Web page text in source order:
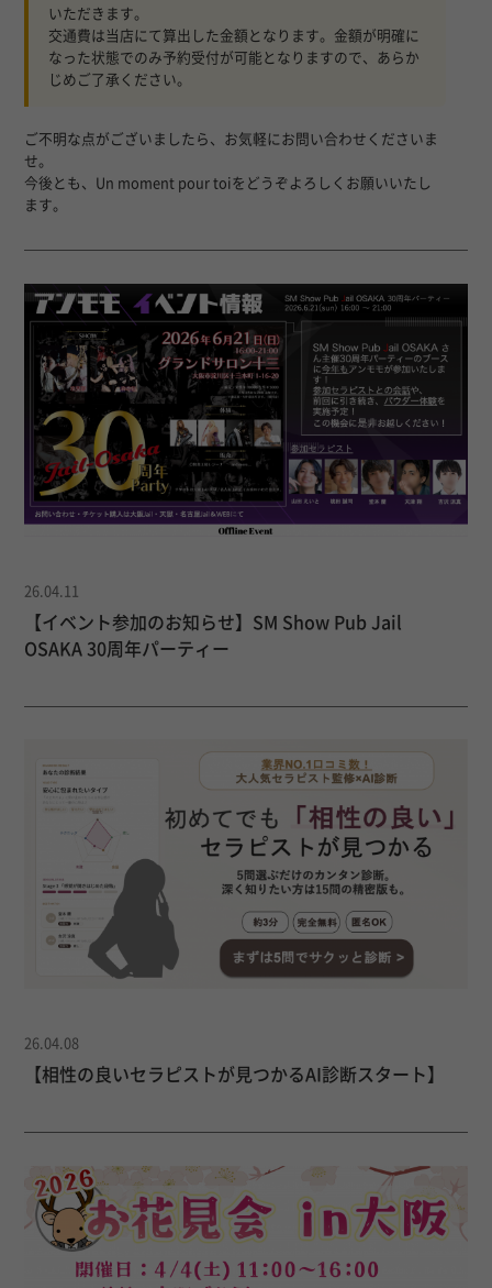
いただきます。
交通費は当店にて算出した金額となります。金額が明確に
なった状態でのみ予約受付が可能となりますので、あらか
じめご了承ください。
ご不明な点がございましたら、お気軽にお問い合わせくださいま
せ。
今後とも、Un moment pour toiをどうぞよろしくお願いいたし
ます。
26.04.11
【イベント参加のお知らせ】SM Show Pub Jail
OSAKA 30周年パーティー
26.04.08
【相性の良いセラピストが見つかるAI診断スタート】